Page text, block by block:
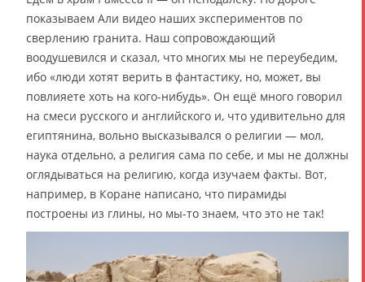
показываем Али видео наших экспериментов по
сверлению гранита. Наш сопровождающий
воодушевился и сказал, что многих мы не переубедим,
ибо «люди хотят верить в фантастику, но, может, вы
повлияете хоть на кого-нибудь». Он ещё много говорил
на смеси русского и английского и, что удивительно для
египтянина, вольно высказывался о религии — мол,
наука отдельно, а религия сама по себе, и мы не должны
оглядываться на религию, когда изучаем факты. Вот,
например, в Коране написано, что пирамиды
построены из глины, но мы-то знаем, что это не так!